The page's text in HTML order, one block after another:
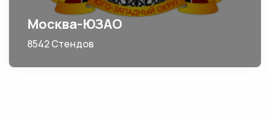
Москва-ЮЗАО
8542 Стендов